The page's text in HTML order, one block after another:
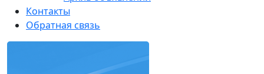
Контакты
Обратная связь